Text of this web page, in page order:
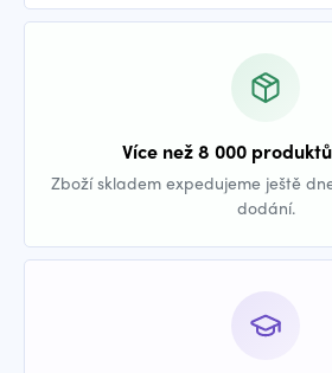
Více než 8 000
Zboží skladem expedujeme ještě
dodání.